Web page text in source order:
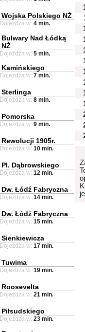
Wojska Polskiego NŻ
Dojeżdża w: 4 min.
Bulwary Nad Łódką
NŻ
Dojeżdża w: 5 min.
Kamińskiego
Dojeżdża w: 7 min.
Sterlinga
Dojeżdża w: 8 min.
Pomorska
Dojeżdża w: 9 min.
Rewolucji 1905r.
Dojeżdża w: 10 min.
Pl. Dąbrowskiego
Dojeżdża w: 12 min.
Dw. Łódź Fabryczna
Dojeżdża w: 14 min.
Dw. Łódź Fabryczna
Dojeżdża w: 15 min.
Sienkiewicza
Dojeżdża w: 17 min.
Tuwima
Dojeżdża w: 19 min.
Roosevelta
Dojeżdża w: 21 min.
Piłsudskiego
Dojeżdża w: 23 min.